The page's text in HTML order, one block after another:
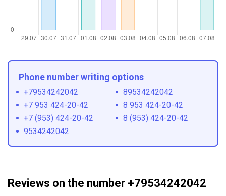
Phone number writing options
+79534242042
89534242042
+7 953 424-20-42
8 953 424-20-42
+7 (953) 424-20-42
8 (953) 424-20-42
9534242042
Reviews on the number +79534242042